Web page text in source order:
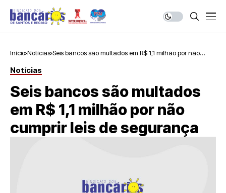
Início Notícias Seis bancos são multados em R$ 1,1 milhão por não
Notícias
Seis bancos são multados
em R$ 1,1 milhão por não
cumprir leis de segurança